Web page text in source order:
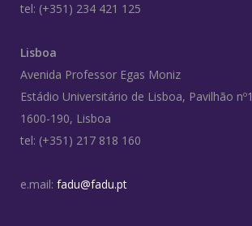
tel: (+351) 234 421 125
Lisboa
Avenida Professor Egas Moniz
Estádio Universitário de Lisboa, Pavilhão nº1
1600-190, Lisboa
tel: (+351) 217 818 160
e.mail: fadu@fadu.pt